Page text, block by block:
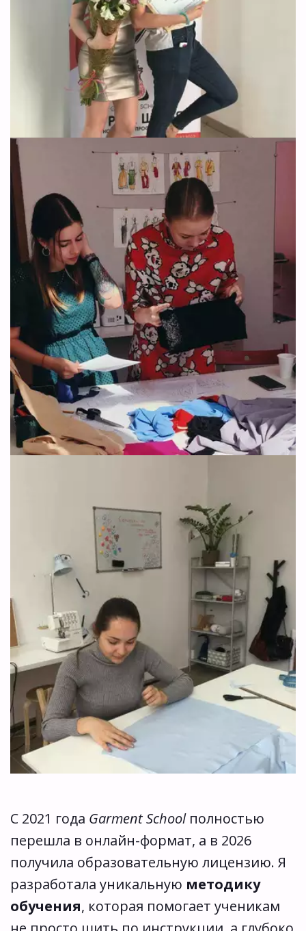
С 2021 года Garment School полностью
перешла в онлайн-формат, а в 2026
получила образовательную лицензию. Я
разработала уникальную методику
обучения, которая помогает ученикам